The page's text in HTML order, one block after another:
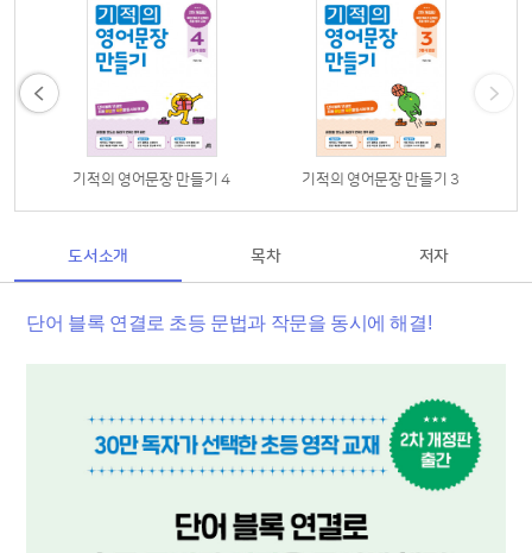
기적의 영어문장 만들기 4 기적의 영어문장 만들기 3
도서소개 목차 저자
단어 블록 연결로 초등 문법과 작문을 동시에 해결!